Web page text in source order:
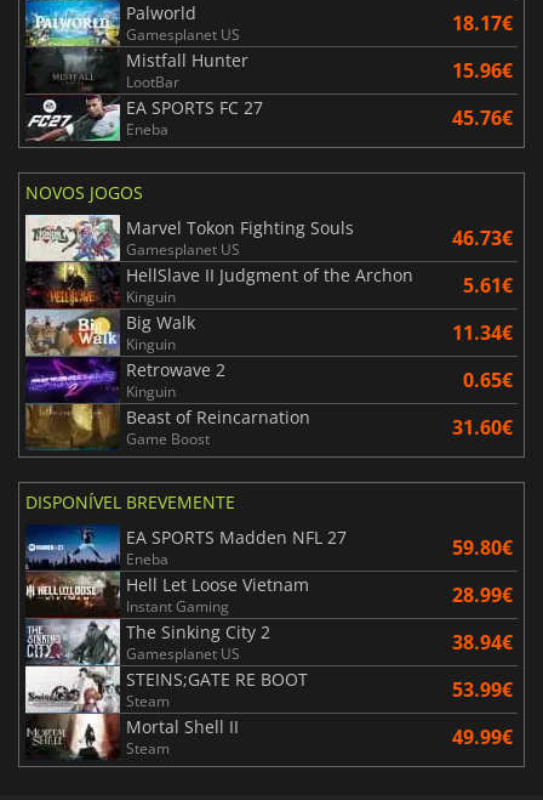
Palworld
Gamesplanet US 18.17€
Mistfall Hunter
LootBar 15.96€
EA SPORTS FC 27
Eneba 45.76€
NOVOS JOGOS
Marvel Tokon Fighting Souls
Gamesplanet US 46.73€
HellSlave II Judgment of the Archon
Kinguin 5.61€
Big Walk
Kinguin 11.34€
Retrowave 2
Kinguin 0.65€
Beast of Reincarnation
Game Boost 31.60€
DISPONÍVEL BREVEMENTE
EA SPORTS Madden NFL 27
Eneba 59.80€
Hell Let Loose Vietnam
Instant Gaming 28.99€
The Sinking City 2
Gamesplanet US 38.94€
STEINS;GATE RE BOOT
Steam 53.99€
Mortal Shell II
Steam 49.99€